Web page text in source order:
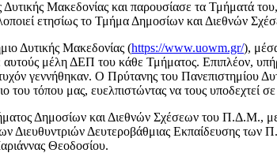
Μακεδονίας και παρουσίασε τα Τμήματά
ετησίως το Τμήμα Δημοσίων και Διεθνών
Δυτικής Μακεδονίας (https://www.uowm.gr/),
μέλη ΔΕΠ του κάθε Τμήματος. Επιπλέον,
γεννήθηκαν. Ο Πρύτανης του Πανεπιστημίου
τόπου μας, ευελπιστώντας να τους υποδεχτεί σε
Δημοσίων και Διεθνών Σχέσεων του Π.Δ.Μ.,
Διευθυντριών Δευτεροβάθμιας Εκπαίδευσης
Θεοδοσίου.